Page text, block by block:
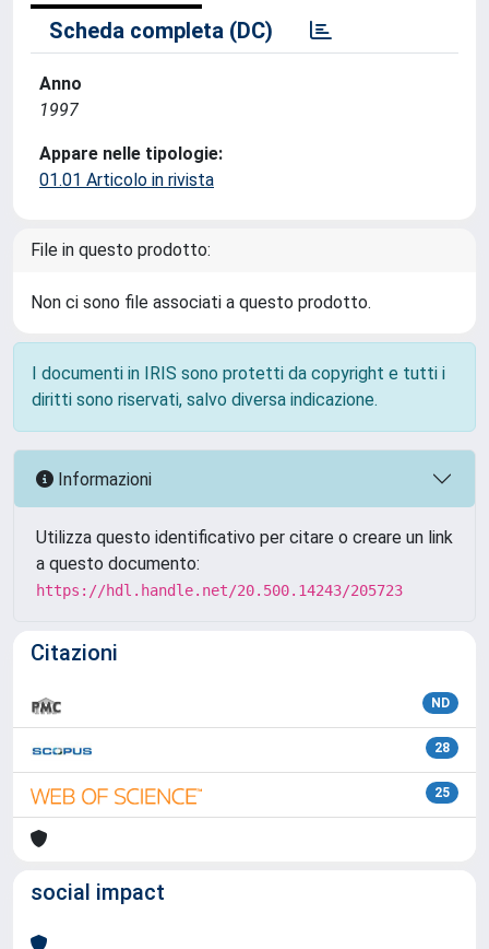
Scheda completa (DC)
Anno
1997
Appare nelle tipologie:
01.01 Articolo in rivista
File in questo prodotto:
Non ci sono file associati a questo prodotto.
I documenti in IRIS sono protetti da copyright e tutti i
diritti sono riservati, salvo diversa indicazione.
Informazioni
Utilizza questo identificativo per citare o creare un link
a questo documento:
https://hdl.handle.net/20.500.14243/205723
Citazioni
ND
28
25
social impact